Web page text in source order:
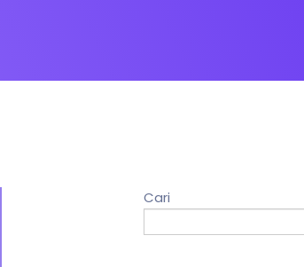
Umroh
Cari